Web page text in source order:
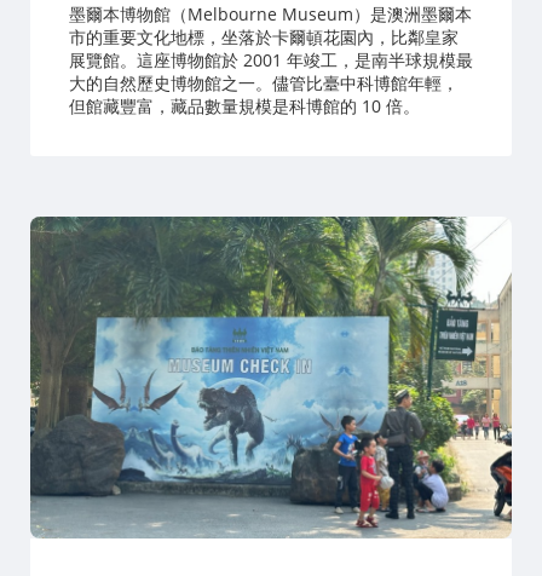
墨爾本博物館（Melbourne Museum）是澳洲墨爾本
市的重要文化地標，坐落於卡爾頓花園內，比鄰皇家
展覽館。這座博物館於 2001 年竣工，是南半球規模最
大的自然歷史博物館之一。儘管比臺中科博館年輕，
但館藏豐富，藏品數量規模是科博館的 10 倍。